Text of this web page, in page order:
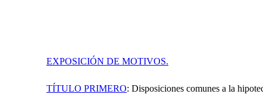
EXPOSICIÓN DE MOTIVOS.
TÍTULO PRIMERO: Disposiciones comunes a la